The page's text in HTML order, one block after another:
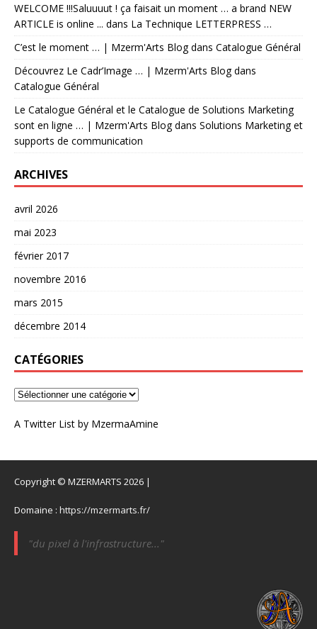
WELCOME !!!Saluuuut ! ça faisait un moment … a brand NEW
ARTICLE is online ... dans La Technique LETTERPRESS …
C’est le moment … | Mzerm'Arts Blogdans Catalogue Général
Découvrez Le Cadr’Image … | Mzerm'Arts Blogdans
Catalogue Général
Le Catalogue Général et le Catalogue de Solutions Marketing
sont en ligne … | Mzerm'Arts Blogdans Solutions Marketing et
supports de communication
ARCHIVES
avril 2026
mai 2023
février 2017
novembre 2016
mars 2015
décembre 2014
CATÉGORIES
A Twitter List by MzermaAmine
Copyright © MZERMARTS 2026 |
Domaine : https://mzermarts.fr/
"du pixel à l'infrastructure..."